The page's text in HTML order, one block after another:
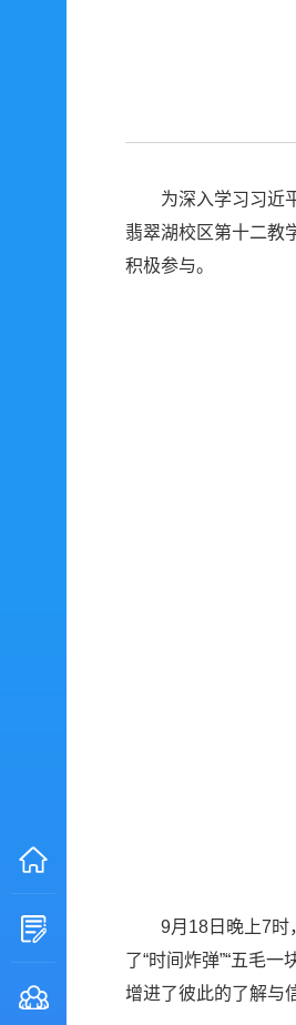
为深入学习习近
翡翠湖校区第十二教
积极参与。
9月18日晚上7时
了“时间炸弹”“五毛
增进了彼此的了解与